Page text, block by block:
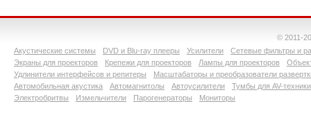
© 2011-
Акустические системы
DVD и Blu-ray плееры Усилители
Сетевые фильтры и
Экраны для проекторов
Крепежи для проекторов Лампы для проекторов
Удлинители интерфейсов и репитеры
Масштабаторы и преобразователи
Автомобильная акустика
Автомагнитолы Автоусилители
Тумбы для AV-техники
Электробритвы
Измельчители Парогенераторы Мониторы